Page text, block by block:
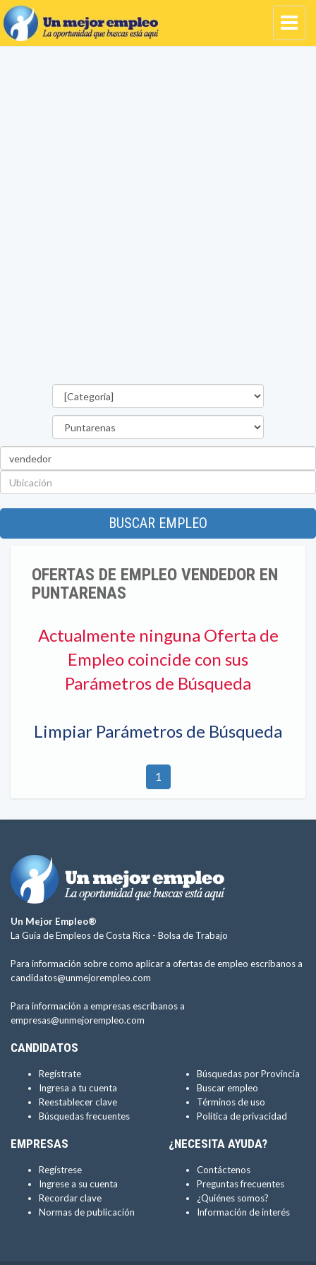
BUSCAR EMPLEO
OFERTAS DE EMPLEO VENDEDOR EN
PUNTARENAS
Actualmente ninguna Oferta de
Empleo coincide con sus
Parámetros de Búsqueda
Limpiar Parámetros de Búsqueda
1
Un Mejor Empleo®
La Guía de Empleos de Costa Rica - Bolsa de Trabajo
Para información sobre como aplicar a ofertas de empleo escríbanos a
candidatos@unmejorempleo.com
Para información a empresas escríbanos a
empresas@unmejorempleo.com
CANDIDATOS
Regístrate
Ingresa a tu cuenta
Reestablecer clave
Búsquedas frecuentes
Búsquedas por Provincia
Buscar empleo
Términos de uso
Política de privacidad
EMPRESAS
Regístrese
Ingrese a su cuenta
Recordar clave
Normas de publicación
¿NECESITA AYUDA?
Contáctenos
Preguntas frecuentes
¿Quiénes somos?
Información de interés